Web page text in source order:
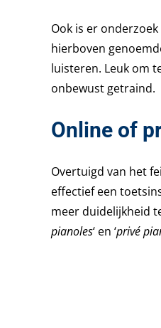
Ook is er
hierboven
luisteren. Leuk om
onbewust getraind.
Online of
Overtuigd van het
effectief een
meer duidelijkheid
pianoles‘ en ‘privé